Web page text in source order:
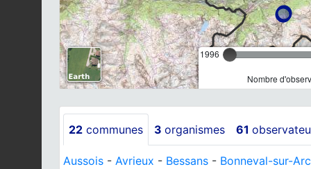
1996
Nombre
22 communes 3 organismes 61
Aussois - Avrieux - Bessans - Bonneval-sur-Arc